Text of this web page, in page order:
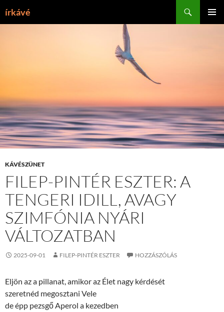
írkávé
KÁVÉSZÜNET
FILEP-PINTÉR ESZTER: A
TENGERI IDILL, AVAGY
SZIMFÓNIA NYÁRI
VÁLTOZATBAN
2025-09-01 FILEP-PINTÉR ESZTER HOZZÁSZÓLÁS
Eljön az a pillanat, amikor az Élet nagy kérdését
szeretnéd megosztani Vele
de épp pezsgő Aperol a kezedben